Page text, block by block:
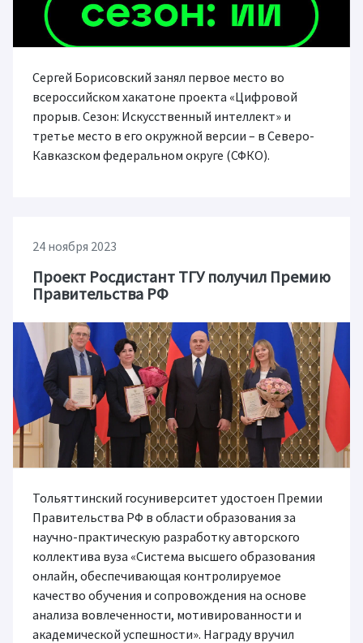
Сергей Борисовский занял первое место во
всероссийском хакатоне проекта «Цифровой
прорыв. Сезон: Искусственный интеллект» и
третье место в его окружной версии – в Северо-
Кавказском федеральном округе (СФКО).
24 ноября 2023
Проект Росдистант ТГУ получил Премию
Правительства РФ
Тольяттинский госуниверситет удостоен Премии
Правительства РФ в области образования за
научно-практическую разработку авторского
коллектива вуза «Система высшего образования
онлайн, обеспечивающая контролируемое
качество обучения и сопровождения на основе
анализа вовлеченности, мотивированности и
академической успешности». Награду вручил